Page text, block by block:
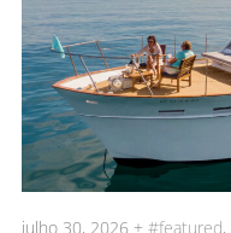
julho 30, 2026 + #featured,